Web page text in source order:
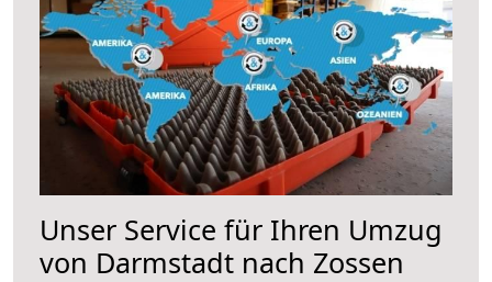
Unser Service für Ihren Umzug
von Darmstadt nach Zossen